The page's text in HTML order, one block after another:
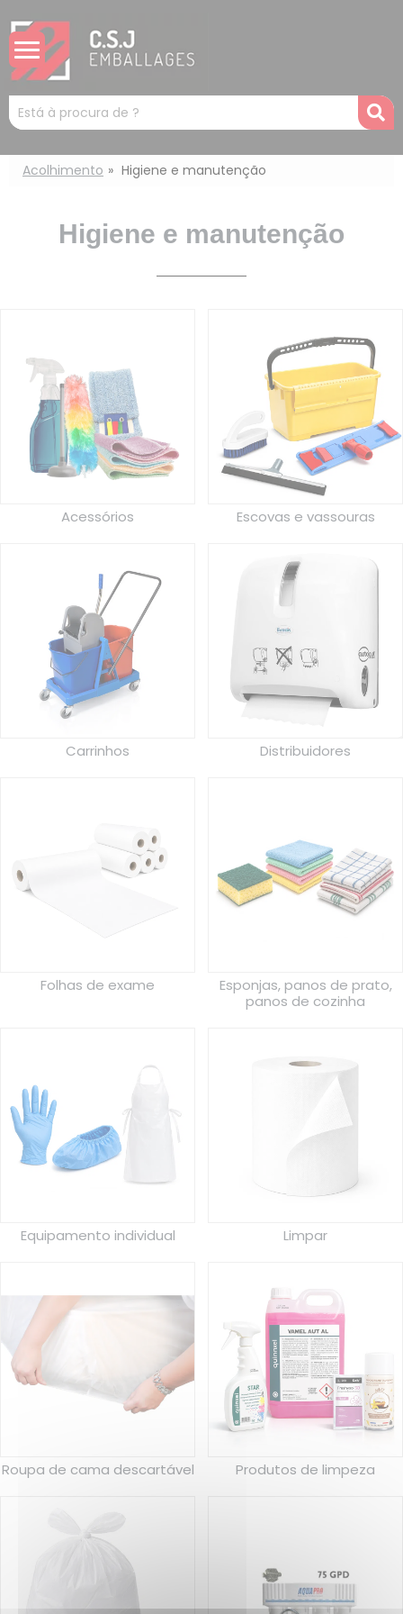
Mots
clés
:
Acolhimento Higiene e manutenção
Higiene e manutenção
Acessórios Escovas e vassouras
Carrinhos Distribuidores
Folhas de exame
Esponjas, panos de prato,
panos de cozinha
Equipamento individual Limpar
Roupa de cama descartável Produtos de limpeza